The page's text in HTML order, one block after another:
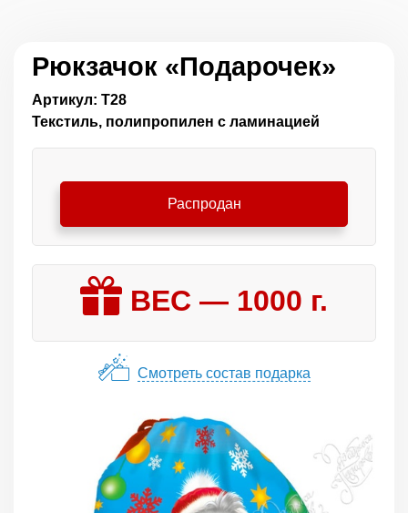
Рюкзачок «Подарочек»
Артикул: Т28
Текстиль, полипропилен с ламинацией
Распродан
ВЕС — 1000 г.
Смотреть состав подарка